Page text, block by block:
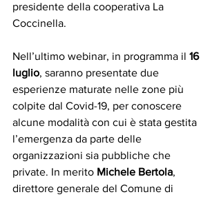
presidente della cooperativa La
Coccinella.
Nell’ultimo webinar, in programma il 16
luglio, saranno presentate due
esperienze maturate nelle zone più
colpite dal Covid-19, per conoscere
alcune modalità con cui è stata gestita
l’emergenza da parte delle
organizzazioni sia pubbliche che
private. In merito Michele Bertola,
direttore generale del Comune di